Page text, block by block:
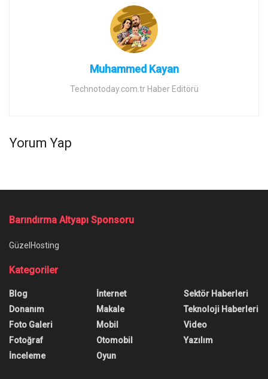
Muhammed Kayan
Technotoday.com.tr Haber Editörü
Yorum Yap
Barındırma Altyapı Sponsoru
GüzelHosting
Kategoriler
Blog
Donanım
Foto Galeri
Fotoğraf
İnceleme
İnternet
Makale
Mobil
Otomobil
Oyun
Sektör Haberleri
Teknoloji Haberleri
Video
Yazılım